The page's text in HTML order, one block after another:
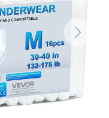
Next